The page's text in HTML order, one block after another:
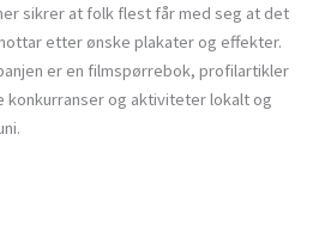
sikrer at folk flest får med seg at det
etter ønske plakater og effekter.
er en filmspørrebok, profilartikler
og aktiviteter lokalt og